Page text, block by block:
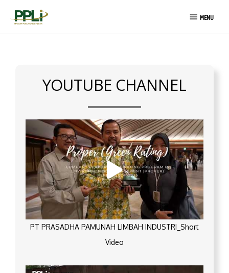
MENU
MENU
YOUTUBE CHANNEL
PT PRASADHA PAMUNAH LIMBAH INDUSTRI_Short
Video